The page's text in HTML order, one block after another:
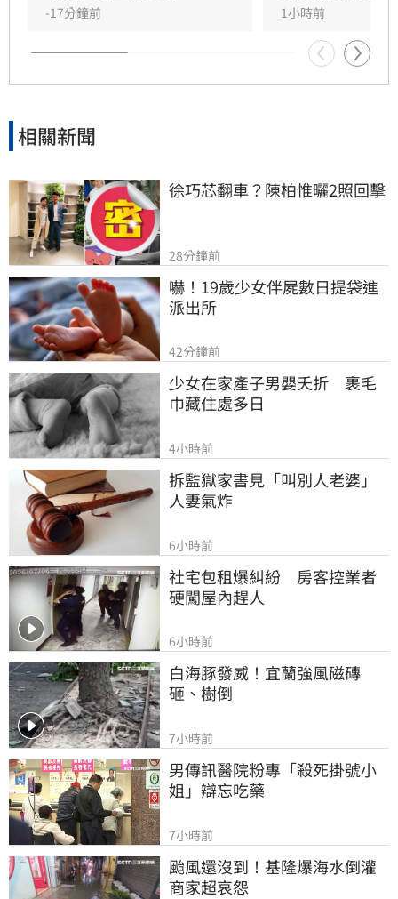
-17分鐘前 1小時前
相關新聞
徐巧芯翻車？陳柏惟曬2照回擊
28分鐘前
嚇！19歲少女伴屍數日提袋進
派出所
42分鐘前
少女在家產子男嬰夭折　裹毛
巾藏住處多日
4小時前
拆監獄家書見「叫別人老婆」
人妻氣炸
6小時前
社宅包租爆糾紛　房客控業者
硬闖屋內趕人
6小時前
白海豚發威！宜蘭強風磁磚
砸、樹倒
7小時前
男傳訊醫院粉專「殺死掛號小
姐」辯忘吃藥
7小時前
颱風還沒到！基隆爆海水倒灌
商家超哀怨